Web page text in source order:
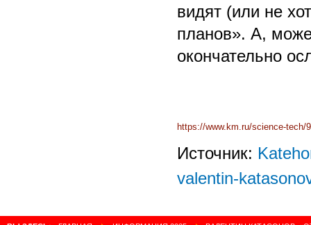
видят (или не
планов». А,
окончательно
https://www.km.ru/science-tech/
Источник:
valentin-